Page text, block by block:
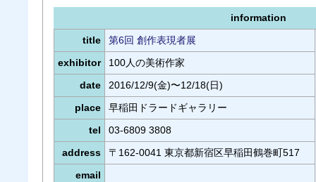
information
title
第6回 創作表現者展
exhibitor
100人の美術作家
date
2016/12/9(金)〜12/18(日)
place
早稲田ドラードギャラリー
tel
03-6809 3808
address
〒162-0041 東京都新宿区早稲田鶴巻町517
email